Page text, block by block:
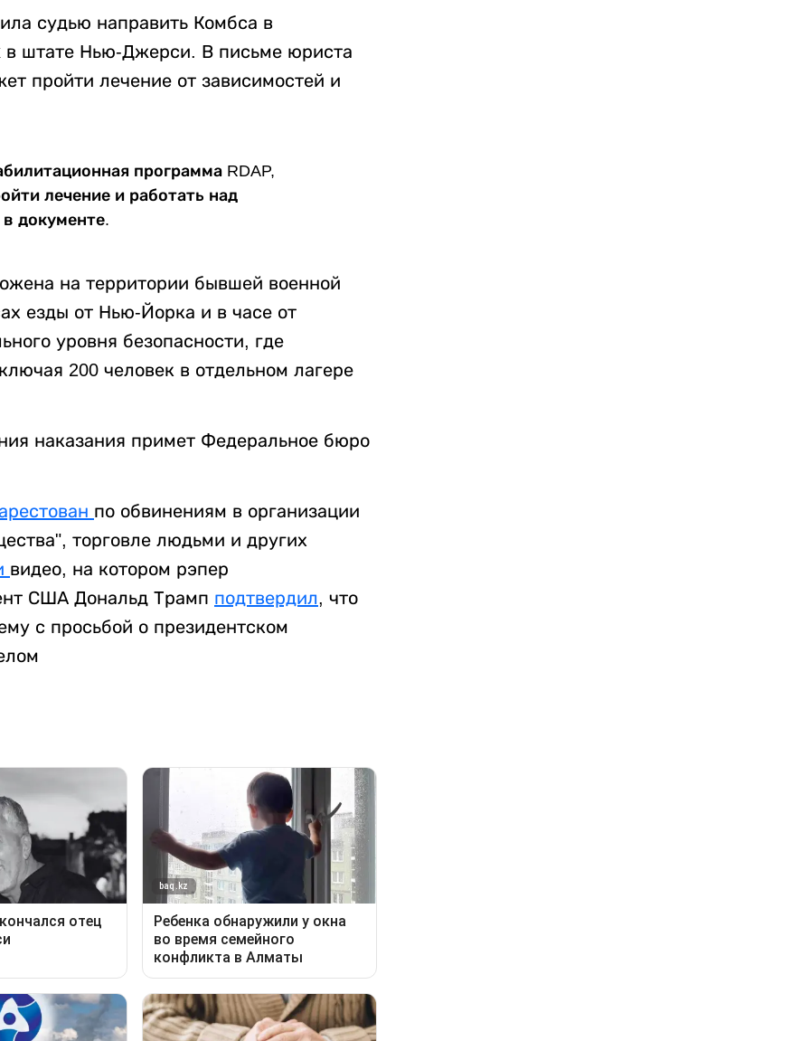
судью направить Комбса в
в штате Нью-Джерси. В письме юриста
пройти лечение от зависимостей и
программа RDAP,
лечение и работать над
документе.
на территории бывшей военной
езды от Нью-Йорка и в часе от
уровня безопасности, где
200 человек в отдельном лагере
наказания примет Федеральное бюро
по обвинениям в организации
торговле людьми и других
видео, на котором рэпер
США Дональд Трамп подтвердил, что
с просьбой о президентском